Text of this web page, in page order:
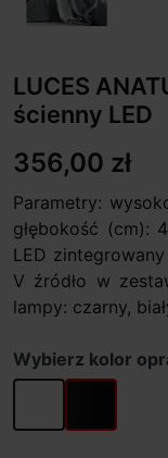
LUCES
ścienny LED
356,00 zł
Parametry:
głębokość (cm):
LED
V źródło w
lampy: czarny,
Wybierz kolor
biały czarny